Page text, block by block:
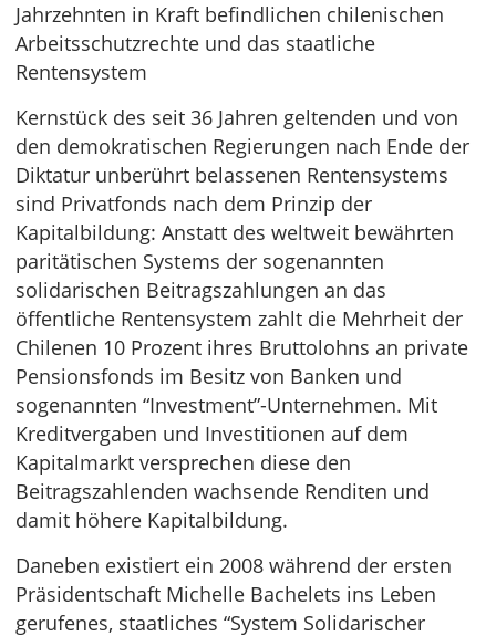
Jahrzehnten in Kraft befindlichen chilenischen
Arbeitsschutzrechte und das staatliche
Rentensystem
Kernstück des seit 36 Jahren geltenden und von
den demokratischen Regierungen nach Ende der
Diktatur unberührt belassenen Rentensystems
sind Privatfonds nach dem Prinzip der
Kapitalbildung: Anstatt des weltweit bewährten
paritätischen Systems der sogenannten
solidarischen Beitragszahlungen an das
öffentliche Rentensystem zahlt die Mehrheit der
Chilenen 10 Prozent ihres Bruttolohns an private
Pensionsfonds im Besitz von Banken und
sogenannten “Investment”-Unternehmen. Mit
Kreditvergaben und Investitionen auf dem
Kapitalmarkt versprechen diese den
Beitragszahlenden wachsende Renditen und
damit höhere Kapitalbildung.
Daneben existiert ein 2008 während der ersten
Präsidentschaft Michelle Bachelets ins Leben
gerufenes, staatliches “System Solidarischer